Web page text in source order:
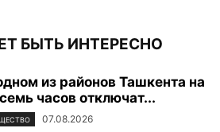
БЫТЬ ИНТЕРЕСНО
из районов Ташкента на
часов отключат...
07.08.2026